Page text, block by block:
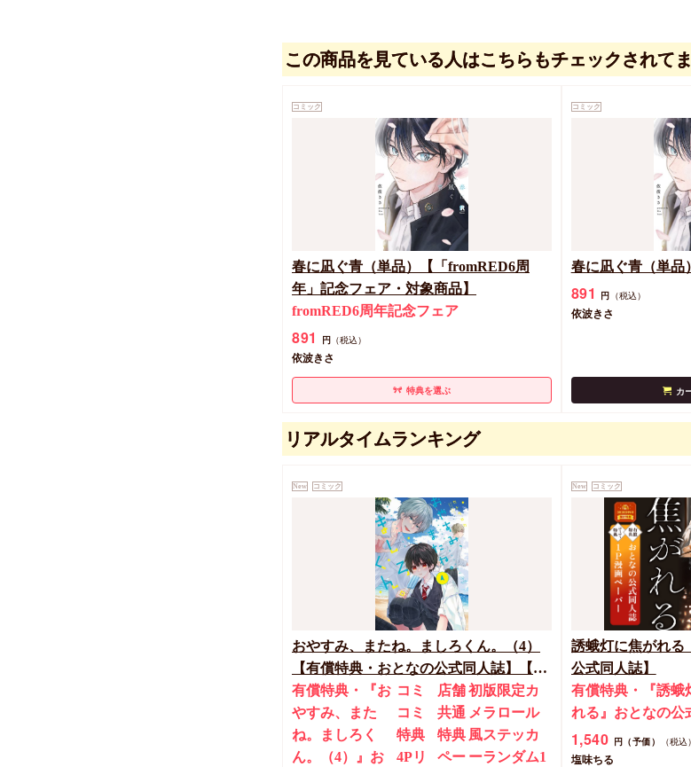
この商品を見ている人はこちらもチェックされてま
コミック
春に凪ぐ青（単品）【「fromRED6周
年」記念フェア・対象商品】
fromRED6周年記念フェア
891 円 （税込）
依波きさ
特典を選ぶ
コミック
春に凪ぐ青（単品）
891 円 （税込）
依波きさ
カ
リアルタイムランキング
New コミック
おやすみ、またね。ましろくん。（4）
【有償特典・おとなの公式同人誌】【8/7
締切！予約キャンペーン(抽■選)】
有償特典・『お
やすみ、また
ね。ましろく
ん。（4）』お
コミ
コミ
特典
4Pリ
店舗
共通
特典
ペー
初版限定カ
メラロール
風ステッカ
ーランダム1
New コミック
誘蛾灯に焦がれる
公式同人誌】
有償特典・『誘蛾
れる』おとなの公
1,540 円（予価） （税込）
塩味ちる